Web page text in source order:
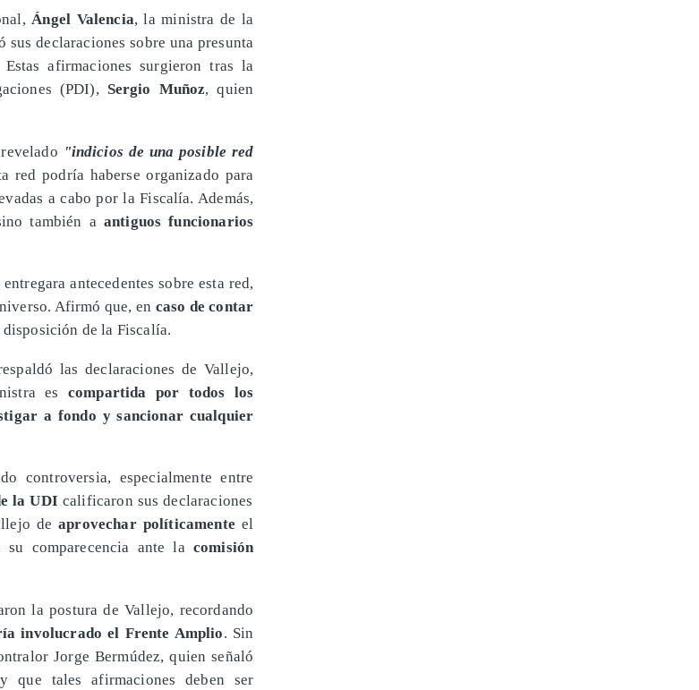
Ángel Valencia, la ministra de la
sus declaraciones sobre una presunta
afirmaciones surgieron tras la
(PDI), Sergio Muñoz, quien
"indicios de una posible red
red podría haberse organizado para
a cabo por la Fiscalía. Además,
también a antiguos funcionarios
antecedentes sobre esta red,
Afirmó que, en caso de contar
de la Fiscalía.
las declaraciones de Vallejo,
es compartida por todos los
a fondo y sancionar cualquier
controversia, especialmente entre
la UDI calificaron sus declaraciones
deaprovechar políticamente el
su comparecencia ante la comisión
la postura de Vallejo, recordando
involucrado el Frente Amplio. Sin
Jorge Bermúdez, quien señaló
y que tales afirmaciones deben ser